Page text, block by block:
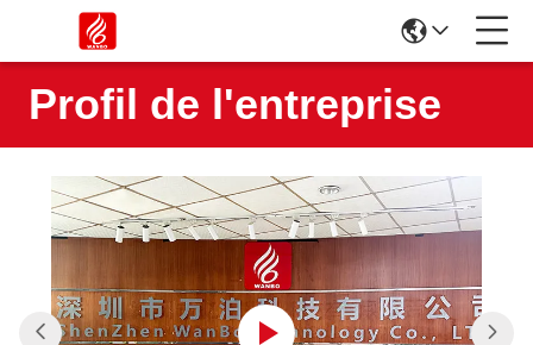
Profil de l'entreprise